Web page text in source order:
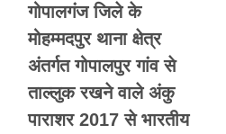
गोपालगंज जिले के
मोहम्मदपुर थाना क्षेत्र
अंतर्गत गोपालपुर गांव से
ताल्लुक रखने वाले अंकु
पाराशर 2017 से भारतीय